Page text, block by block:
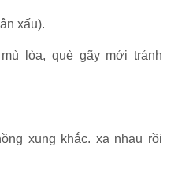
xấu).
lòa, què gãy mới tránh
xung khắc. xa nhau rồi